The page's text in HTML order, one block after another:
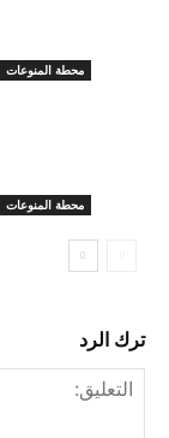
محطة المنوعات
محطة المنوعات
ترك الرد